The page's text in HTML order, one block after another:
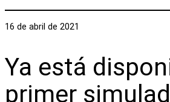
16 de abril de 2021
Ya está
primer